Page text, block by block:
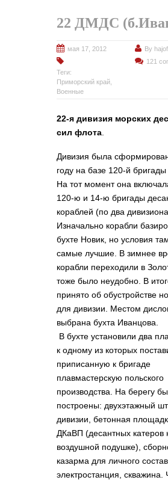
22 ДМДС
мая 17, 2012 By
Теги:
Приморский край
Военные
121
22-я дивизия морских
сил флота
Дивизия была
году на базе 120-й
На тот момент она
120-ю и 14-ю бригады
кораблей (по два
Изначально корабли
бухте Новик, но условия
самые лучшие. В зимнее
корабли переходили в
тоже было неудобно. В
принято об обустройстве
для дивизии. Местом
выбрана бухта Иванцова.
В бухте установили два
к одному из которых
приписанную к бригаде
плавмастерскую польского
производства. На берегу
построены: двухэтажный
дивизии, бетонная
ДКаВП (десантных катеров
воздушной подушке),
казарма для личного
электростанция, скважина.